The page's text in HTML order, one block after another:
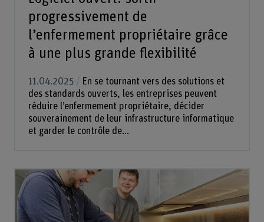
progressivement de
l’enfermement propriétaire grâce
à une plus grande flexibilité
11.04.2025
En se tournant vers des solutions et
des standards ouverts, les entreprises peuvent
réduire l’enfermement propriétaire, décider
souverainement de leur infrastructure informatique
et garder le contrôle de...